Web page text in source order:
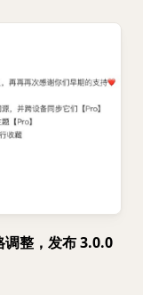
调整，发布 3.0.0